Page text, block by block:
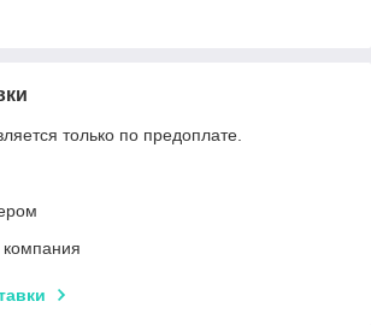
только по предоплате.